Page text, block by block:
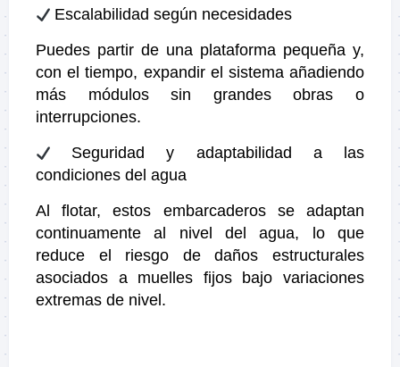
Escalabilidad según necesidades
Puedes partir de una plataforma pequeña y,
con el tiempo, expandir el sistema añadiendo
más módulos sin grandes obras o
interrupciones.
Seguridad y adaptabilidad a las
condiciones del agua
Al flotar, estos embarcaderos se adaptan
continuamente al nivel del agua, lo que
reduce el riesgo de daños estructurales
asociados a muelles fijos bajo variaciones
extremas de nivel.